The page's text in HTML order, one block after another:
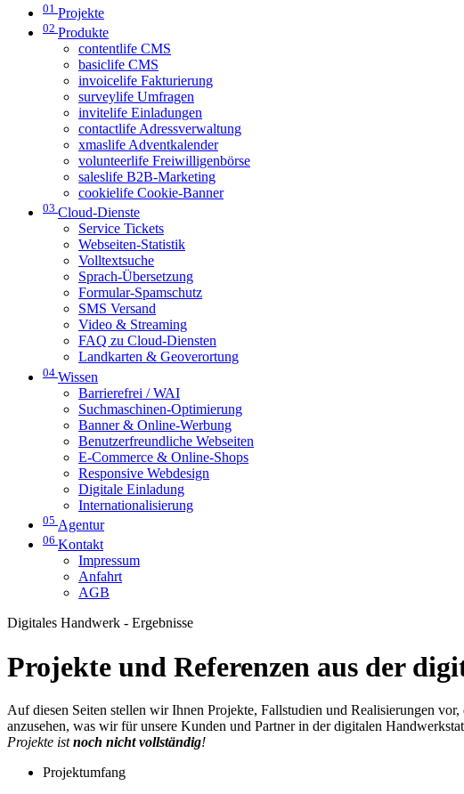
01 Projekte
02 Produkte
contentlife CMS
basiclife CMS
invoicelife Fakturierung
surveylife Umfragen
invitelife Einladungen
contactlife Adressverwaltung
xmaslife Adventkalender
volunteerlife Freiwilligenbörse
saleslife B2B-Marketing
cookielife Cookie-Banner
03 Cloud-Dienste
Service Tickets
Webseiten-Statistik
Volltextsuche
Sprach-Übersetzung
Formular-Spamschutz
SMS Versand
Video & Streaming
FAQ zu Cloud-Diensten
Landkarten & Geoverortung
04 Wissen
Barrierefrei / WAI
Suchmaschinen-Optimierung
Banner & Online-Werbung
Benutzerfreundliche Webseiten
E-Commerce & Online-Shops
Responsive Webdesign
Digitale Einladung
Internationalisierung
05 Agentur
06 Kontakt
Impressum
Anfahrt
AGB
Digitales Handwerk - Ergebnisse
Projekte und Referenzen aus der
Auf diesen Seiten stellen wir Ihnen Projekte, Fallstudien und Realisierungen
anzusehen, was wir für unsere Kunden und Partner in der digitalen
Projekte istnoch nicht vollständig!
Projektumfang